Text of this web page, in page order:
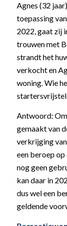
Agnes (32
toepassing
2022, gaat zij
trouwen met
strandt het
verkocht en
woning. Wie
Antwoord:
gemaakt van
verkrijging
een beroep
nog geen
kan daar in
dus wel een
geldende